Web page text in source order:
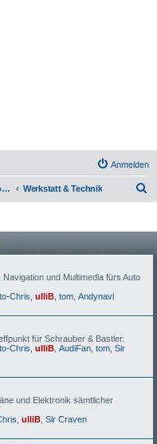
Anmelden
Kfz Forum - Auto, Motorrad und LKW Werkstatt & Technik
und Multimedia fürs Auto
Chris ulliB tom Andynavi
für Schrauber & Bastler.
Chris ulliB AudiFan tom Sir
und Elektronik sämtlicher
ulliB Sir Craven